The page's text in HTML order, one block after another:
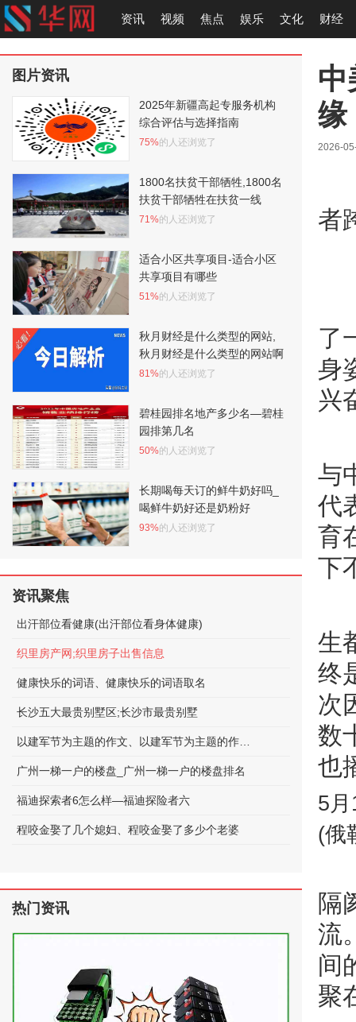
资讯 视频 焦点 娱乐 文化 财经
中
缘
2026-
者
了
身
兴
与
代
育
下
生
终
次
数
也
5
(俄
隔
流
间
聚
图片资讯
2025年新疆高起专服务机构
综合评估与选择指南
75%的人还浏览了
1800名扶贫干部牺牲,1800名
扶贫干部牺牲在扶贫一线
71%的人还浏览了
适合小区共享项目-适合小区
共享项目有哪些
51%的人还浏览了
秋月财经是什么类型的网站,
秋月财经是什么类型的网站啊
81%的人还浏览了
碧桂园排名地产多少名—碧桂
园排第几名
50%的人还浏览了
长期喝每天订的鲜牛奶好吗_
喝鲜牛奶好还是奶粉好
93%的人还浏览了
资讯聚焦
出汗部位看健康(出汗部位看身体健康)
织里房产网;织里房子出售信息
健康快乐的词语、健康快乐的词语取名
长沙五大最贵别墅区;长沙市最贵别墅
广州一梯一户的楼盘_广州一梯一户的楼盘排名
福迪探索者6怎么样—福迪探险者六
程咬金娶了几个媳妇、程咬金娶了多少个老婆
热门资讯